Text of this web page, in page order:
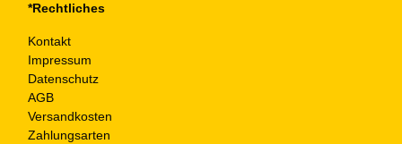
*Rechtliches
Kontakt
Impressum
Datenschutz
AGB
Versandkosten
Zahlungsarten